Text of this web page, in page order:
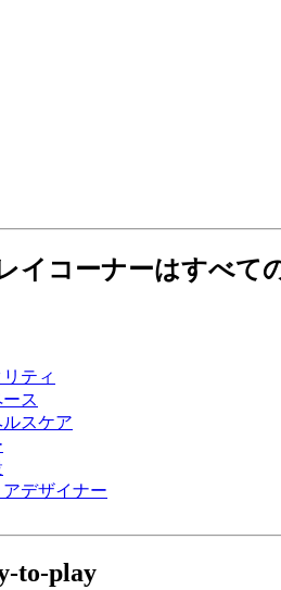
イコーナーはすべて
ティ
ス
スケア
デザイナー
to-play